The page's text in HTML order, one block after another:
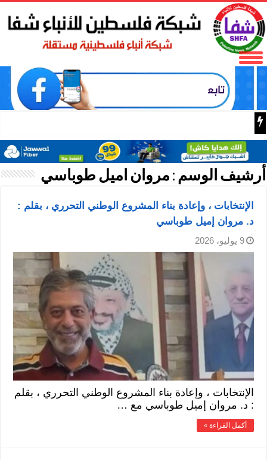
أرشيف الوسم : مروان اميل طوباسي
الإنتخابات ، وإعادة بناء المشروع الوطني التحرري ، بقلم :
د. مروان إميل طوباسي
9 يوليو، 2026
الإنتخابات ، وإعادة بناء المشروع الوطني التحرري ، بقلم
: د. مروان إميل طوباسي مع …
أكمل القراءة »